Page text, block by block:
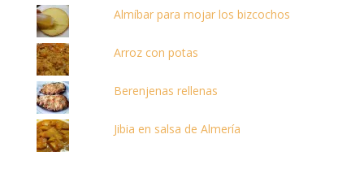
Almíbar para mojar los bizcochos
Arroz con potas
Berenjenas rellenas
Jibia en salsa de Almería